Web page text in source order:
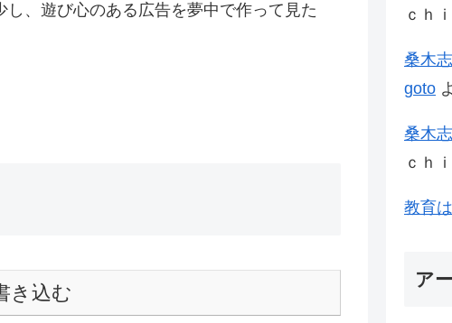
、遊び心のある広告を夢中で作って見た
き込む
ｃｈｉ
桑木
goto
桑木
ｃｈｉ
教育
ア